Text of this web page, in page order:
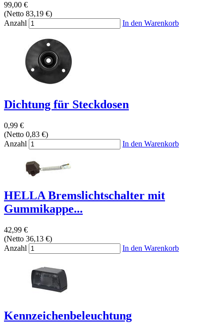
99,00 €
(Netto 83,19 €)
Anzahl
In den Warenkorb
Dichtung für Steckdosen
0,99 €
(Netto 0,83 €)
Anzahl
In den Warenkorb
HELLA Bremslichtschalter mit
Gummikappe...
42,99 €
(Netto 36,13 €)
Anzahl
In den Warenkorb
Kennzeichenbeleuchtung